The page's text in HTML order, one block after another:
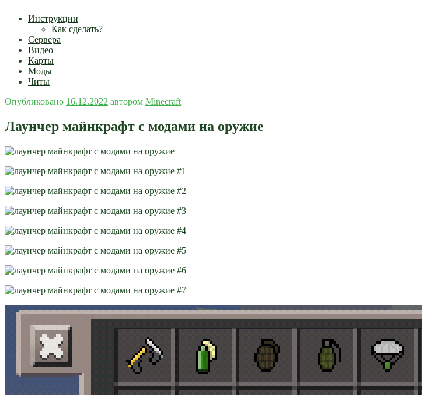
Инструкции
Как сделать?
Сервера
Видео
Карты
Моды
Читы
Опубликовано 16.12.2022 автором Minecraft
Лаунчер майнкрафт с модами на оружие